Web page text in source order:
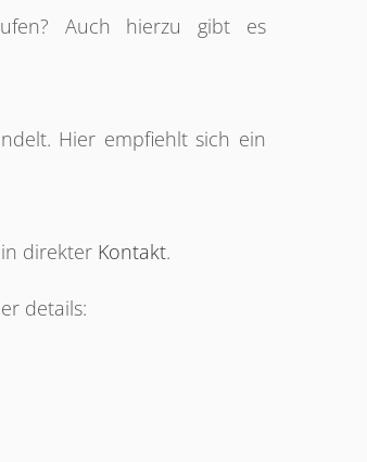
Auch hierzu gibt es
Hier empfiehlt sich ein
direkter Kontakt.
details: